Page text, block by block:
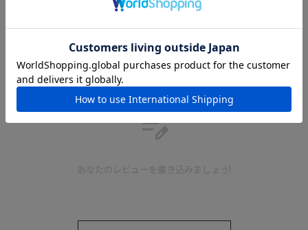
REVIEW
レビュー
edit_note
あなたのレビューを書き込みましょう!